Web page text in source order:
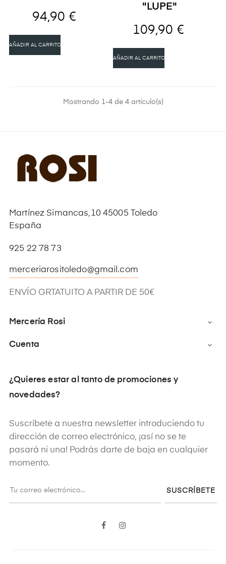
94,90 €
AÑADIR AL CARRITO
"LUPE"
109,90 €
AÑADIR AL CARRITO
Mostrando 1-4 de 4 artículo(s)
Martínez Simancas,10 45005 Toledo
España
925 22 78 73
merceriarositoledo@gmail.com
ENVÍO GRTATUITO A PARTIR DE 50€
Mercería Rosi 
Cuenta 
¿Quieres estar al tanto de promociones y
novedades?
Suscríbete a nuestra newsletter introduciendo tu
dirección de correo electrónico, ¡así no se te
pasará ni una! Podrás darte de baja en cualquier
momento.
SUSCRÍBETE
Facebook